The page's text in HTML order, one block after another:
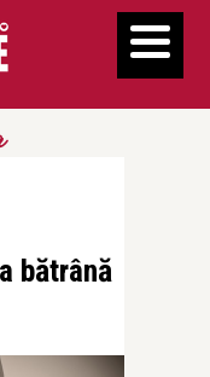
bătrână